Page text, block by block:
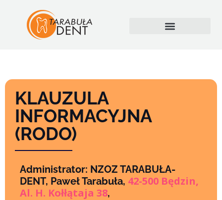
KLAUZULA
INFORMACYJNA
(RODO)
Administrator: NZOZ TARABUŁA-
DENT, Paweł Tarabuła, 42-500 Będzin,
Al. H. Kołłątaja 38,